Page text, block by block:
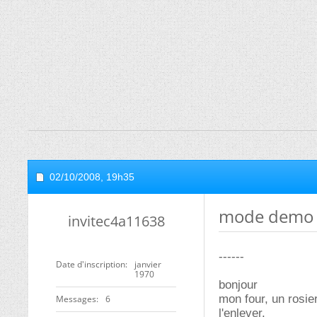
02/10/2008, 19h35
invitec4a11638
Date d'inscription
janvier
1970
Messages 6
mode demo
------
bonjour
mon four, un
l'enlever.